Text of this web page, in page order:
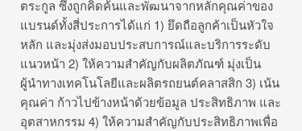
ตระกูล ซึ่งถูกคิดค้นและพัฒนาจากหลักคุณค่าของ
แบรนด์ทั้งสี่ประการได้แก่ 1) ยึดถือลูกค้าเป็นหัวใจ
หลัก และมุ่งส่งมอบประสบการณ์และบริการระดับ
แนวหน้า 2) ให้ความสำคัญกับผลิตภัณฑ์ มุ่งเป็น
ผู้นำทางเทคโนโลยีและผลิตรถยนต์คลาสสิก 3) เน้น
คุณค่า ก้าวไปข้างหน้าด้วยข้อมูล ประสิทธิภาพ และ
อุตสาหกรรม 4) ให้ความสำคัญกับประสิทธิภาพเพื่อ